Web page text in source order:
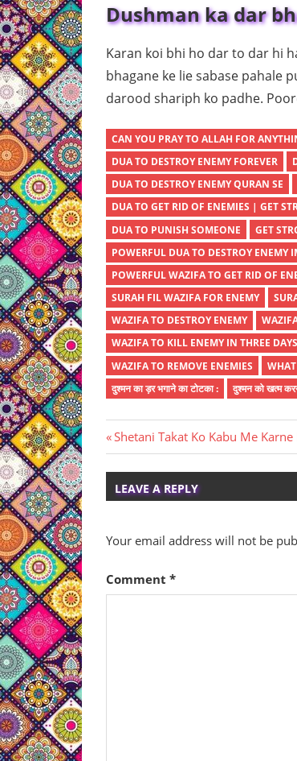
Dushman ka dar
Karan koi bhi ho dar to dar hi
bhagane ke lie sabase pahale
darood shariph ko padhe.
CAN YOU PRAY TO ALLAH FOR
DUA TO DESTROY ENEMY FOREVER
DUA TO DESTROY ENEMY QURAN SE
DUA TO GET RID OF ENEMIES | GET
DUA TO PUNISH SOMEONE
GET
POWERFUL DUA TO DESTROY ENEMY
POWERFUL WAZIFA TO GET RID OF
SURAH FIL WAZIFA FOR ENEMY
WAZIFA TO DESTROY ENEMY
WAZIFA TO KILL ENEMY IN THREE DAYS
WAZIFA TO REMOVE ENEMIES
दुश्मन का ड़र भगाने का टोटका :
दुश्मन को खत्म
Post
navigation
Previous
Post:
Shetani Takat Ko Kabu Me Karne
LEAVE A REPLY
Your email address will not be
Comment *